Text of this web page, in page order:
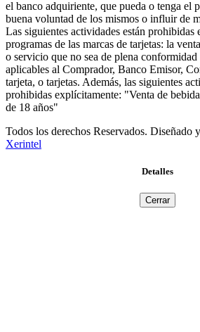
el banco adquiriente, que pueda o tenga el
buena voluntad de los mismos o influir de
Las siguientes actividades están prohibidas
programas de las marcas de tarjetas: la
o servicio que no sea de plena conformidad
aplicables al Comprador, Banco Emisor,
tarjeta, o tarjetas. Además, las siguientes
prohibidas explícitamente: "Venta de
de 18 años"
Todos los derechos Reservados. Diseñado
Xerintel
Detalles
Cerrar